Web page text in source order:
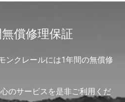
償修理保証
ンクレールには1年間の無償修
のサービスを是非ご利用くだ